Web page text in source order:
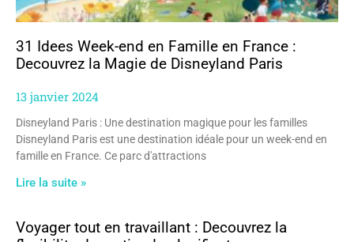
31 Idees Week-end en Famille en France :
Decouvrez la Magie de Disneyland Paris
13 janvier 2024
Disneyland Paris : Une destination magique pour les familles
Disneyland Paris est une destination idéale pour un week-end en
famille en France. Ce parc d'attractions
Lire la suite »
Voyager tout en travaillant : Decouvrez la